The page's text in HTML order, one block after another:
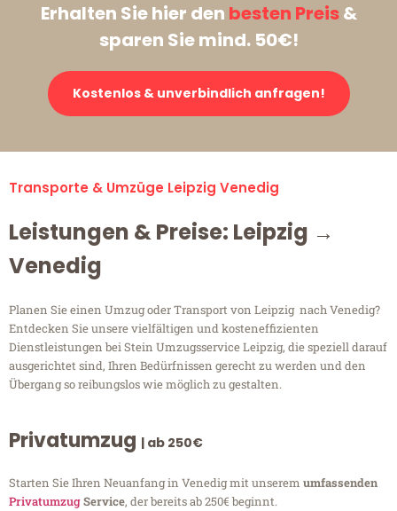
Erhalten Sie hier den besten Preis&
sparen Sie mind. 50€!
Kostenlos & unverbindlich anfragen!
Transporte & Umzüge Leipzig Venedig
Leistungen & Preise: Leipzig →
Venedig
Planen Sie einen Umzug oder Transport von Leipzig nach Venedig?
Entdecken Sie unsere vielfältigen und kosteneffizienten
Dienstleistungen bei Stein Umzugsservice Leipzig, die speziell darauf
ausgerichtet sind, Ihren Bedürfnissen gerecht zu werden und den
Übergang so reibungslos wie möglich zu gestalten.
Privatumzug | ab 250€
Starten Sie Ihren Neuanfang in Venedig mit unserem umfassenden
PrivatumzugService, der bereits ab 250€ beginnt.